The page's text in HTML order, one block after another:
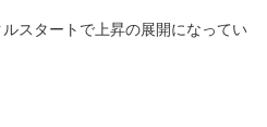
スタートで上昇の展開になってい